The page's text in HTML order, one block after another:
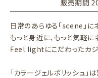
販売期間
日常のあらゆる「scene」に
もっと身近に、もっと気軽に
Feel lightにこだわったカジ
「カラージェルポリッシュ」